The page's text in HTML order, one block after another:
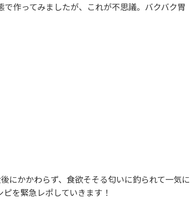
作ってみましたが、これが不思議。バクバク胃
にかかわらず、食欲そそる匂いに釣られて一気に
を緊急レポしていきます！